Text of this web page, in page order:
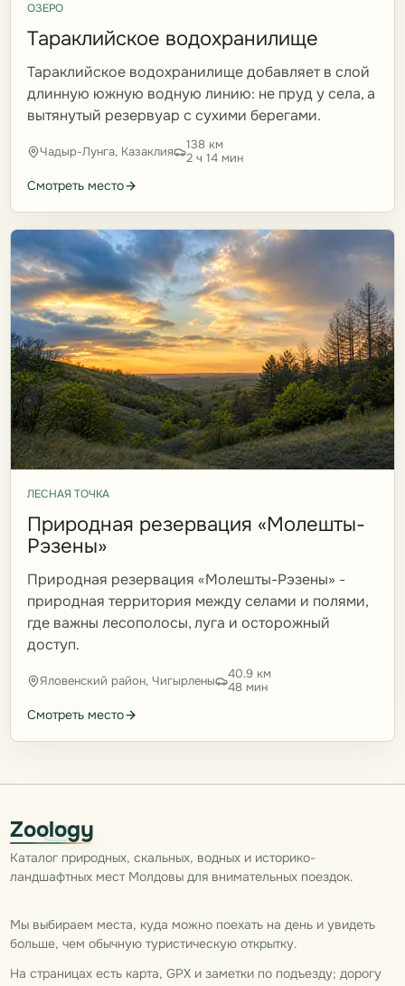
ОЗЕРО
Тараклийское водохранилище
Тараклийское водохранилище добавляет в слой
длинную южную водную линию: не пруд у села, а
вытянутый резервуар с сухими берегами.
Чадыр-Лунга, Казаклия
138 км
2 ч 14 мин
Смотреть место
ЛЕСНАЯ ТОЧКА
Природная резервация «Молешты-
Рэзены»
Природная резервация «Молешты-Рэзены» -
природная территория между селами и полями,
где важны лесополосы, луга и осторожный
доступ.
Яловенский район, Чигырлены
40.9 км
48 мин
Смотреть место
Zoology
Каталог природных, скальных, водных и историко-
ландшафтных мест Молдовы для внимательных поездок.
Мы выбираем места, куда можно поехать на день и увидеть
больше, чем обычную туристическую открытку.
На страницах есть карта, GPX и заметки по подъезду; дорогу